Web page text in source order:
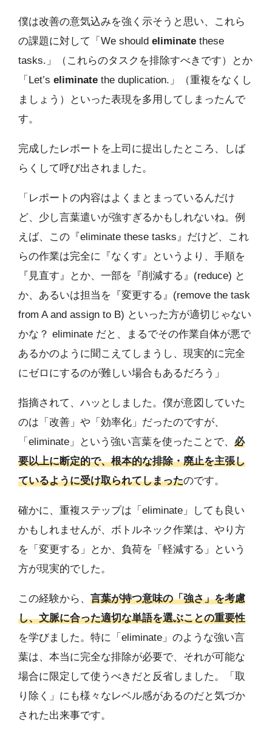
僕は改善の意気込みを強く示そうと思い、これら
の課題に対して「We should eliminate these
tasks.」（これらのタスクを排除すべきです）とか
「Let’s eliminate the duplication.」（重複をなくし
ましょう）といった表現を多用してしまったんで
す。
完成したレポートを上司に提出したところ、しば
らくして呼び出されました。
「レポートの内容はよくまとまっているんだけ
ど、少し言葉遣いが強すぎるかもしれないね。例
えば、この『eliminate these tasks』だけど、これ
らの作業は完全に『なくす』というより、手順を
『見直す』とか、一部を『削減する』(reduce) と
か、あるいは担当を『変更する』(remove the task
from A and assign to B) といった方が適切じゃない
かな？ eliminate だと、まるでその作業自体が悪で
あるかのように聞こえてしまうし、現実的に完全
にゼロにするのが難しい場合もあるだろう」
指摘されて、ハッとしました。僕が意図していた
のは「改善」や「効率化」だったのですが、
「eliminate」という強い言葉を使ったことで、 必
要以上に断定的で、根本的な排除・廃止を主張し
ているように受け取られてしまったのです。
確かに、重複ステップは「eliminate」しても良い
かもしれませんが、ボトルネック作業は、やり方
を「変更する」とか、負荷を「軽減する」という
方が現実的でした。
この経験から、 言葉が持つ意味の「強さ」を考慮
し、文脈に合った適切な単語を選ぶことの重要性
を学びました。特に「eliminate」のような強い言
葉は、本当に完全な排除が必要で、それが可能な
場合に限定して使うべきだと反省しました。「取
り除く」にも様々なレベル感があるのだと気づか
された出来事です。